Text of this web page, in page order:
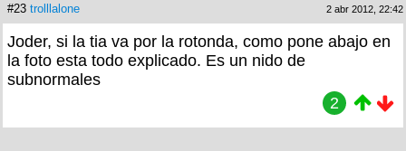
#23 trolllalone 2 abr 2012, 22:42
Joder, si la tia va por la rotonda, como pone abajo en
la foto esta todo explicado. Es un nido de
subnormales
2